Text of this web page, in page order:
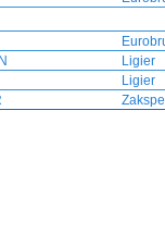
Ligier
Ligier